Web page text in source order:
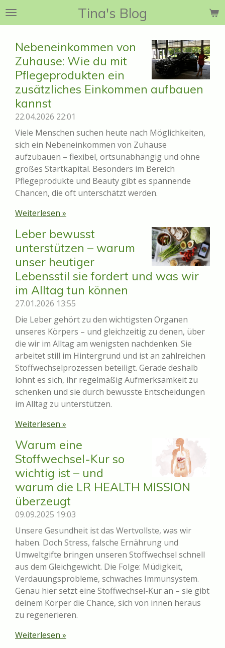
Zum
Tina's Blog
Nebeneinkommen von
Zuhause: Wie du mit
Pflegeprodukten ein
zusätzliches Einkommen aufbauen
kannst
22.04.2026 22:01
Viele Menschen suchen heute nach Möglichkeiten,
sich ein Nebeneinkommen von Zuhause
aufzubauen – flexibel, ortsunabhängig und ohne
großes Startkapital. Besonders im Bereich
Pflegeprodukte und Beauty gibt es spannende
Chancen, die oft unterschätzt werden.
Weiterlesen »
Leber bewusst
unterstützen – warum
unser heutiger
Lebensstil sie fordert und was wir
im Alltag tun können
27.01.2026 13:55
Die Leber gehört zu den wichtigsten Organen
unseres Körpers – und gleichzeitig zu denen, über
die wir im Alltag am wenigsten nachdenken. Sie
arbeitet still im Hintergrund und ist an zahlreichen
Stoffwechselprozessen beteiligt. Gerade deshalb
lohnt es sich, ihr regelmäßig Aufmerksamkeit zu
schenken und sie durch bewusste Entscheidungen
im Alltag zu unterstützen.
Weiterlesen »
Warum eine
Stoffwechsel-Kur so
wichtig ist – und
warum die LR HEALTH MISSION
überzeugt
09.09.2025 19:03
Unsere Gesundheit ist das Wertvollste, was wir
haben. Doch Stress, falsche Ernährung und
Umweltgifte bringen unseren Stoffwechsel schnell
aus dem Gleichgewicht. Die Folge: Müdigkeit,
Verdauungsprobleme, schwaches Immunsystem.
Genau hier setzt eine Stoffwechsel-Kur an – sie gibt
deinem Körper die Chance, sich von innen heraus
zu regenerieren.
Weiterlesen »